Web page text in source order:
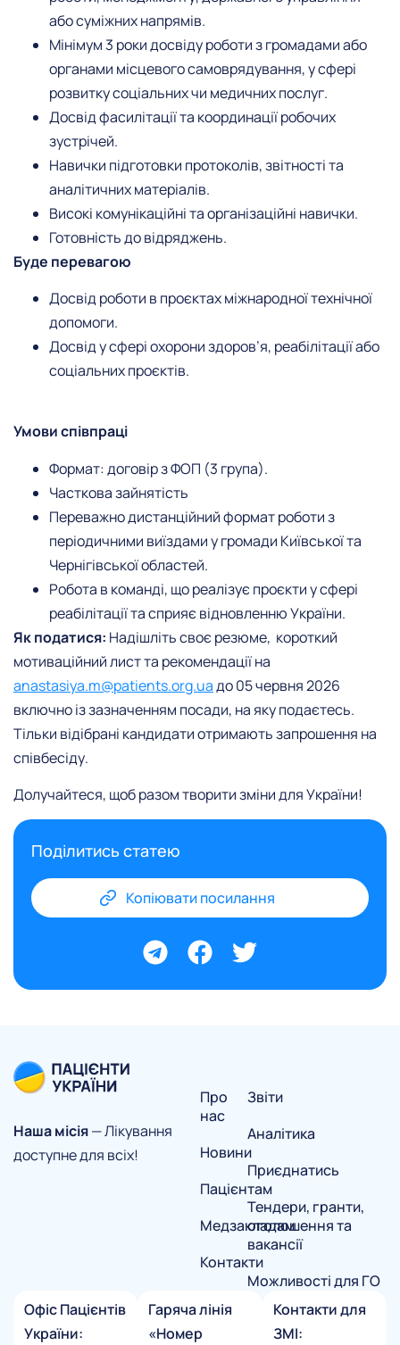
або суміжних напрямів.
Мінімум 3 роки досвіду роботи з громадами або
органами місцевого самоврядування, у сфері
розвитку соціальних чи медичних послуг.
Досвід фасилітації та координації робочих
зустрічей.
Навички підготовки протоколів, звітності та
аналітичних матеріалів.
Високі комунікаційні та організаційні навички.
Готовність до відряджень.
Буде перевагою
Досвід роботи в проєктах міжнародної технічної
допомоги.
Досвід у сфері охорони здоров’я, реабілітації або
соціальних проєктів.
Умови співпраці
Формат: договір з ФОП (3 група).
Часткова зайнятість
Переважно дистанційний формат роботи з
періодичними виїздами у громади Київської та
Чернігівської областей.
Робота в команді, що реалізує проєкти у сфері
реабілітації та сприяє відновленню України.
Як податися: Надішліть своє резюме, короткий
мотиваційний лист та рекомендації на
anastasiya.m@patients.org.uaдо 05 червня 2026
включно із зазначенням посади, на яку подаєтесь.
Тільки відібрані кандидати отримають запрошення на
співбесіду.
Долучайтеся, щоб разом творити зміни для України!
Поділитись статею
Копіювати посилання
Наша місія— Лікування
доступне для всіх!
Про
нас
Новини
Пацієнтам
Медзакладам
Контакти
Звіти
Аналітика
Приєднатись
Тендери, гранти,
оголошення та
вакансії
Можливості для ГО
Офіс Пацієнтів
України:
Гаряча лінія
«Номер
Контакти для
ЗМІ: